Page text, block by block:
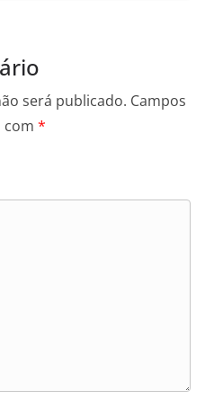
será publicado. Campos
com *